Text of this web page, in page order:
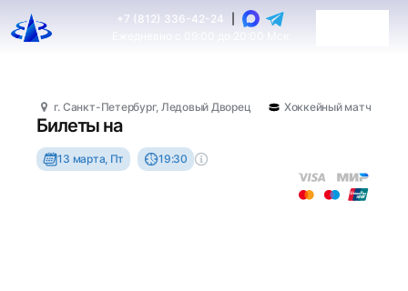
+7 (812) 336-42-24
г. Санкт-Петербург, Ледовый Дворец Хоккейный матч
Билеты на
13 марта, Пт 19:30